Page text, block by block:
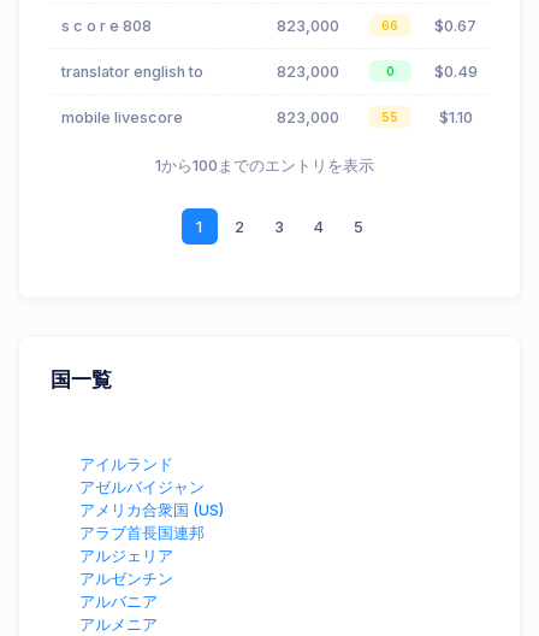
s c o r e 808 823,000 66 $0.67
translator english to 823,000 0 $0.49
mobile livescore 823,000 55 $1.10
1から100までのエントリを表示
1 2 3 4 5
国一覧
アイルランド
アゼルバイジャン
アメリカ合衆国 (US)
アラブ首長国連邦
アルジェリア
アルゼンチン
アルバニア
アルメニア